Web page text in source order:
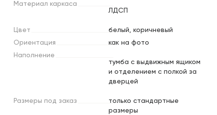
Материал каркаса
ЛДСП
Цвет
белый, коричневый
Ориентация
как на фото
Наполнение
тумба с выдвижным ящиком
и отделением с полкой за
дверцей
Размеры под заказ
только стандартные
размеры